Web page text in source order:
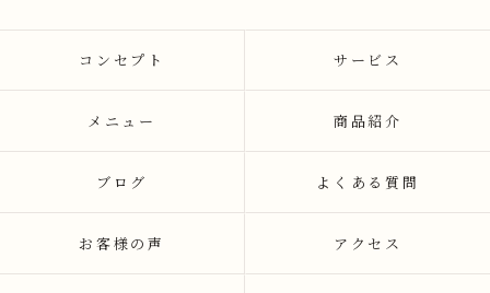
コンセプト サービス
メニュー 商品紹介
ブログ よくある質問
お客様の声 アクセス